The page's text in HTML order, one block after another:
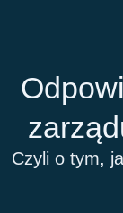
Czyli o tym,